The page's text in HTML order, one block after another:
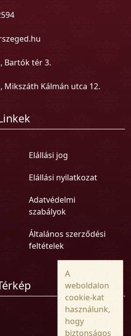
Bartók tér 3.
Mikszáth Kálmán utca 12.
Elállási jog
Elállási nyilatkozat
Adatvédelmi
szabályok
Általános szerződési
feltételek
A
weboldalon
cookie-kat
használunk,
hogy
biztonságos